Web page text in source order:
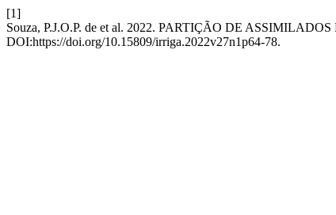
[1]
Souza, P.J.O.P. de et al. 2022. PARTIÇÃO DE
DOI:https://doi.org/10.15809/irriga.2022v27n1p64-78.